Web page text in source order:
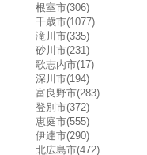
根室市(306)
千歳市(1077)
滝川市(335)
砂川市(231)
歌志内市(17)
深川市(194)
富良野市(283)
登別市(372)
恵庭市(555)
伊達市(290)
北広島市(472)